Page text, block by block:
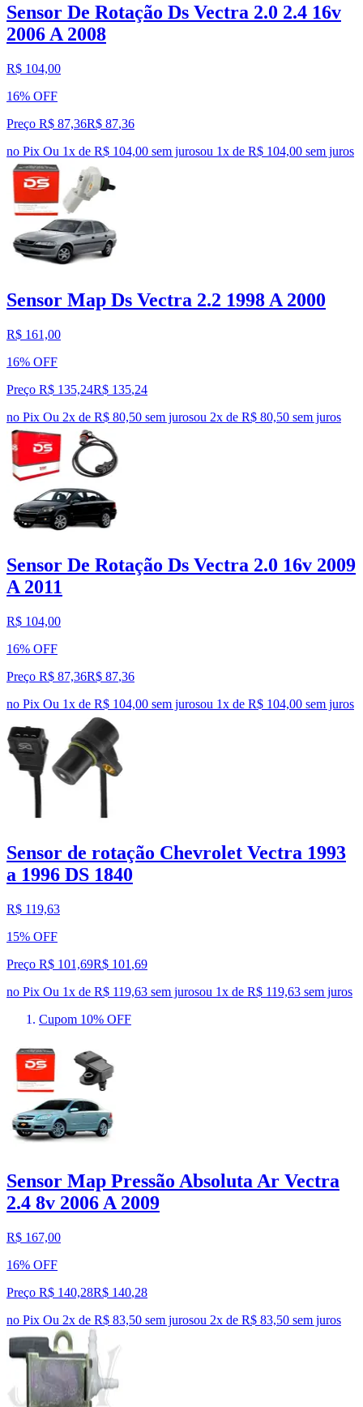
Sensor De Rotação Ds Vectra 2.0 2.4 16v
2006 A 2008
R$ 104,00
16% OFF
Preço R$ 87,36R$ 87,36
no Pix Ou 1x de R$ 104,00 sem jurosou 1x de R$ 104,00 sem juros
Sensor Map Ds Vectra 2.2 1998 A 2000
R$ 161,00
16% OFF
Preço R$ 135,24R$ 135,24
no Pix Ou 2x de R$ 80,50 sem jurosou 2x de R$ 80,50 sem juros
Sensor De Rotação Ds Vectra 2.0 16v 2009
A 2011
R$ 104,00
16% OFF
Preço R$ 87,36R$ 87,36
no Pix Ou 1x de R$ 104,00 sem jurosou 1x de R$ 104,00 sem juros
Sensor de rotação Chevrolet Vectra 1993
a 1996 DS 1840
R$ 119,63
15% OFF
Preço R$ 101,69R$ 101 ,69
no Pix Ou 1x de R$ 119,63 sem jurosou 1x de R$ 119,63 sem juros
Cupom 10% OFF
Sensor Map Pressão Absoluta Ar Vectra
2.4 8v 2006 A 2009
R$ 167,00
16% OFF
Preço R$ 140,28R$ 140,28
no Pix Ou 2x de R$ 83,50 sem jurosou 2x de R$ 83,50 sem juros